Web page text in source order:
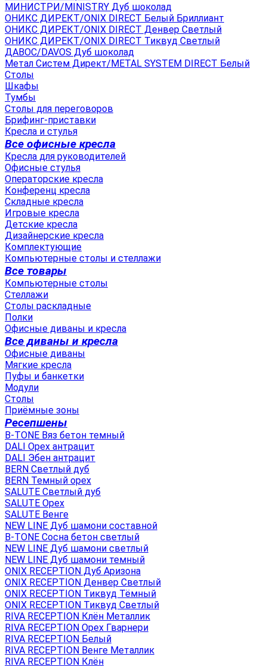
МИНИСТРИ/MINISTRY Дуб шоколад
ОНИКС ДИРЕКТ/ONIX DIRECT Белый Бриллиант
ОНИКС ДИРЕКТ/ONIX DIRECT Денвер Светлый
ОНИКС ДИРЕКТ/ONIX DIRECT Тиквуд Светлый
ДАВОС/DAVOS Дуб шоколад
Метал Систем Директ/METAL SYSTEM DIRECT Белый
Столы
Шкафы
Тумбы
Столы для переговоров
Брифинг-приставки
Кресла и стулья
Все офисные кресла
Кресла для руководителей
Офисные стулья
Операторские кресла
Конференц кресла
Складные кресла
Игровые кресла
Детские кресла
Дизайнерские кресла
Комплектующие
Компьютерные столы и стеллажи
Все товары
Компьютерные столы
Стеллажи
Столы раскладные
Полки
Офисные диваны и кресла
Все диваны и кресла
Офисные диваны
Мягкие кресла
Пуфы и банкетки
Модули
Столы
Приёмные зоны
Ресепшены
B-TONE Вяз бетон темный
DALI Орех антрацит
DALI Эбен антрацит
BERN Светлый дуб
BERN Темный орех
SALUTE Светлый дуб
SALUTE Орех
SALUTE Венге
NEW LINE Дуб шамони составной
B-TONE Сосна бетон светлый
NEW LINE Дуб шамони светлый
NEW LINE Дуб шамони темный
ONIX RECEPTION Дуб Аризона
ONIX RECEPTION Денвер Светлый
ONIX RECEPTION Тиквуд Тёмный
ONIX RECEPTION Тиквуд Светлый
RIVA RECEPTION Клён Металлик
RIVA RECEPTION Орех Гварнери
RIVA RECEPTION Белый
RIVA RECEPTION Венге Металлик
RIVA RECEPTION Клён